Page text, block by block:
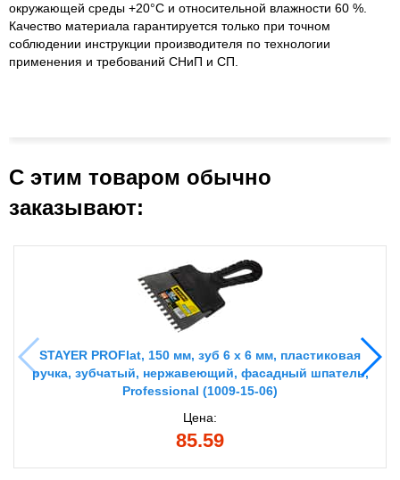
окружающей среды +20°С и относительной влажности 60 %.
Качество материала гарантируется только при точном
соблюдении инструкции производителя по технологии
применения и требований СНиП и СП.
С этим товаром обычно
заказывают:
STAYER PROFlat, 150 мм, зуб 6 х 6 мм, пластиковая
ручка, зубчатый, нержавеющий, фасадный шпатель,
Professional (1009-15-06)
Цена:
85.59